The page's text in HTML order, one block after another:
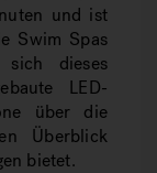
und ist
Swim Spas
sich dieses
LED-
über die
Überblick
bietet.